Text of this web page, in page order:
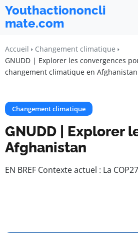
Youthactiononcli
mate.com
Accueil
Changement climatique
GNUDD | Explorer les convergences
changement climatique en Afghanistan
Changement climatique
GNUDD | Explorer
Afghanistan
EN BREF Contexte actuel : La